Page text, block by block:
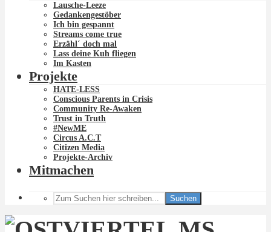
Lausche-Leeze
Gedankengestöber
Ich bin gespannt
Streams come true
Erzähl´ doch mal
Lass deine Kuh fliegen
Im Kasten
Projekte
HATE-LESS
Conscious Parents in Crisis
Community Re-Awaken
Trust in Truth
#NewME
Circus A.C.T
Citizen Media
Projekte-Archiv
Mitmachen
Suchen